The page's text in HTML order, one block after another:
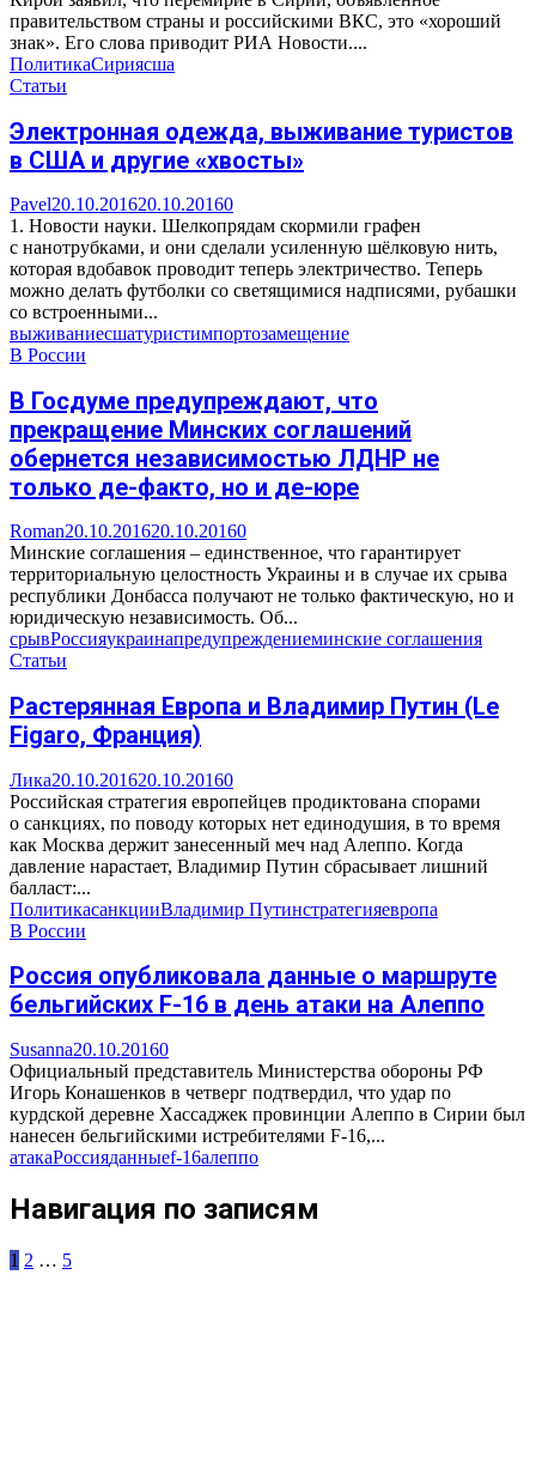
правительством страны и российскими ВКС, это «хороший
знак». Его слова приводит РИА Новости....
ПолитикаСириясша
Статьи
Электронная одежда, выживание туристов
в США и другие «хвосты»
Pavel20.10.201620.10.20160
1. Новости науки. Шелкопрядам скормили графен
с нанотрубками, и они сделали усиленную шёлковую нить,
которая вдобавок проводит теперь электричество. Теперь
можно делать футболки со светящимися надписями, рубашки
со встроенными...
выживаниесшатуристимпортозамещение
В России
В Госдуме предупреждают, что
прекращение Минских соглашений
обернется независимостью ЛДНР не
только де-факто, но и де-юре
Roman20.10.201620.10.20160
Минские соглашения – единственное, что гарантирует
территориальную целостность Украины и в случае их срыва
республики Донбасса получают не только фактическую, но и
юридическую независимость. Об...
срывРоссияукраинапредупреждениеминские соглашения
Статьи
Растерянная Европа и Владимир Путин (Le
Figaro, Франция)
Лика20.10.201620.10.20160
Российская стратегия европейцев продиктована спорами
о санкциях, по поводу которых нет единодушия, в то время
как Москва держит занесенный меч над Алеппо. Когда
давление нарастает, Владимир Путин сбрасывает лишний
балласт:...
ПолитикасанкцииВладимир Путинстратегияевропа
В России
Россия опубликовала данные о маршруте
бельгийских F-16 в день атаки на Алеппо
Susanna20.10.20160
Официальный представитель Министерства обороны РФ
Игорь Конашенков в четверг подтвердил, что удар по
курдской деревне Хассаджек провинции Алеппо в Сирии был
нанесен бельгийскими истребителями F-16,...
атакаРоссияданныеf-16алеппо
Навигация по записям
1 2 … 5